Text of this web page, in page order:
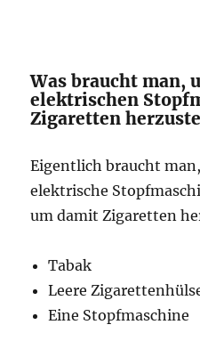
Was braucht man,
elektrischen
Zigaretten
Eigentlich braucht
elektrische
um damit Zigaretten
Tabak
Leere
Eine Stopfmaschine